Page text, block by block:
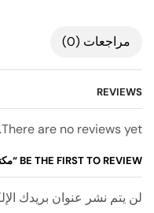
مراجعات (0)
REVIEWS
There are no reviews yet.
BE THE FIRST TO REVIEW “مكتب مودرن M02206”
لن يتم نشر عنوان بريدك